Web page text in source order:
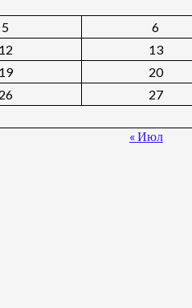
5 6
12 13
19 20
26 27
« Июл